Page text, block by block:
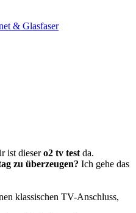
& Glasfaser
ist diesero2 tv test da.
zu überzeugen? Ich gehe das
klassischen TV-Anschluss,